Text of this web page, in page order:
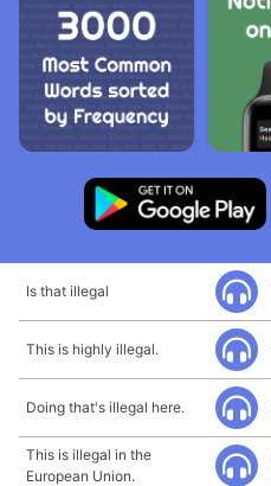
Is that illegal
This is highly illegal.
Doing that's illegal here.
This is illegal in the
European Union.